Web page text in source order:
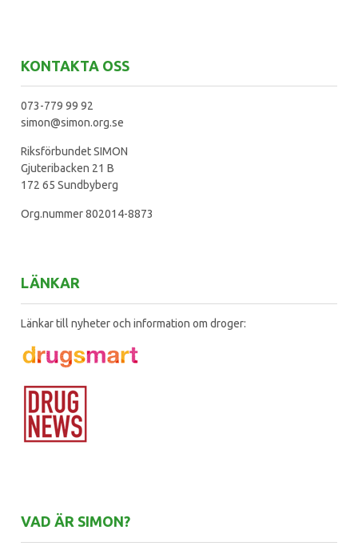
KONTAKTA OSS
073-779 99 92
simon@simon.org.se
Riksförbundet SIMON
Gjuteribacken 21 B
172 65 Sundbyberg
Org.nummer 802014-8873
LÄNKAR
Länkar till nyheter och information om droger:
VAD ÄR SIMON?